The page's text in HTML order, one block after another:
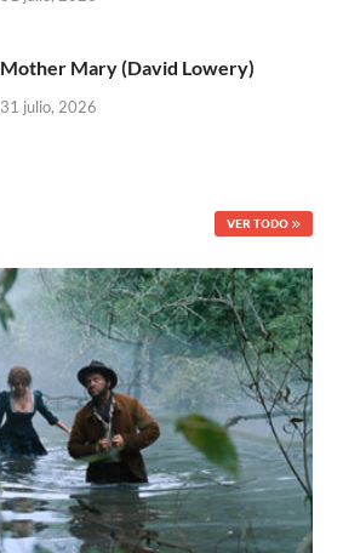
Mother Mary (David Lowery)
31 julio, 2026
VER TODO